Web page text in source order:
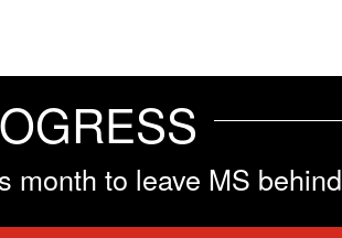
month to leave MS behind